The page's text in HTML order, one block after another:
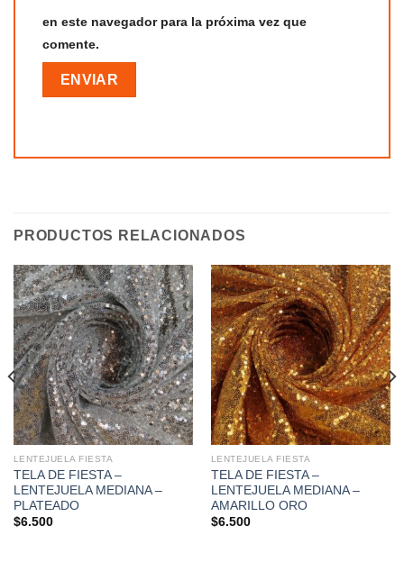
en este navegador para la próxima vez que
comente.
PRODUCTOS RELACIONADOS
LENTEJUELA FIESTA
TELA DE FIESTA –
LENTEJUELA MEDIANA –
PLATEADO
$6.500
LENTEJUELA FIESTA
TELA DE FIESTA –
LENTEJUELA MEDIANA –
AMARILLO ORO
$6.500